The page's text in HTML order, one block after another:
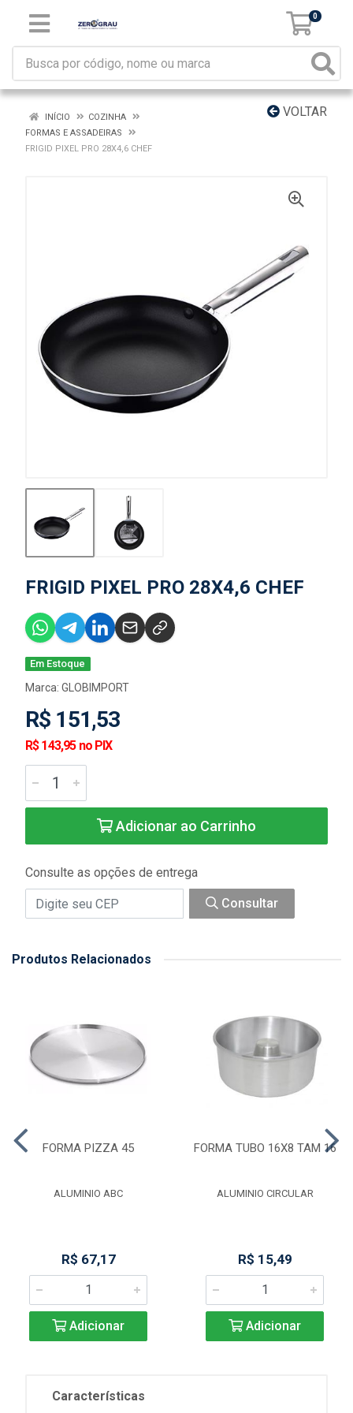
0
VOLTAR
INÍCIO
COZINHA
FORMAS E ASSADEIRAS
FRIGID PIXEL PRO 28X4,6 CHEF
FRIGID PIXEL PRO 28X4,6 CHEF
Em Estoque
Marca: GLOBIMPORT
R$ 151,53
R$ 143,95 no PIX
Adicionar ao Carrinho
Consulte as opções de entrega
Consultar
Produtos Relacionados
FORMA PIZZA 45
ALUMINIO ABC
R$ 67,17
Adicionar
FORMA TUBO 16X8 TAM 16
ALUMINIO CIRCULAR
R$ 15,49
Adicionar
Características